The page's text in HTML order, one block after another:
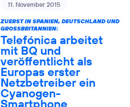
11. November 2015
ZUERST IN SPANIEN, DEUTSCHLAND UND
GROSSBRITANNIEN:
Telefónica arbeitet
mit BQ und
veröffentlicht als
Europas erster
Netzbetreiber ein
Cyanogen-
Smartphone